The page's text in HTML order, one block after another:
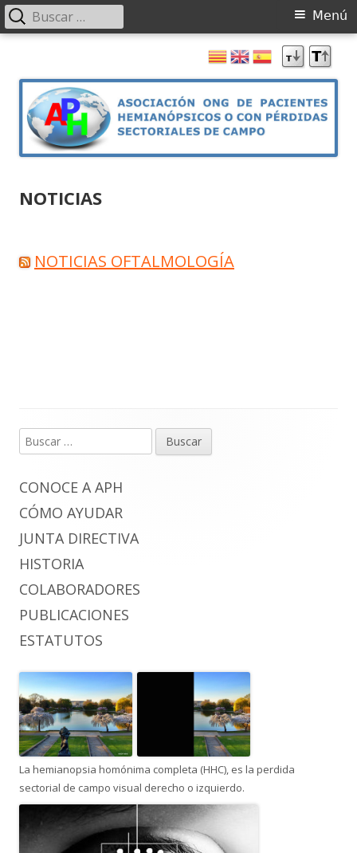
contenido
HEMIANÓPSICOS O CON PÉRDIDAS
Menú
Menú
Buscar:
NOTICIAS
NOTICIAS OFTALMOLOGÍA
Barra
lateral
principal
Buscar:
CONOCE A APH
CÓMO AYUDAR
JUNTA DIRECTIVA
HISTORIA
COLABORADORES
PUBLICACIONES
ESTATUTOS
La hemianopsia homónima completa (HHC), es la perdida
sectorial de campo visual derecho o izquierdo.